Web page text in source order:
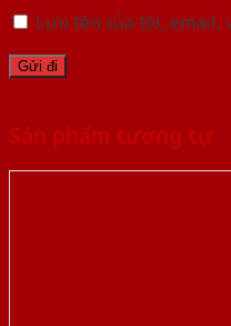
Lưu tên của tôi, email,
Sản phẩm tương tự